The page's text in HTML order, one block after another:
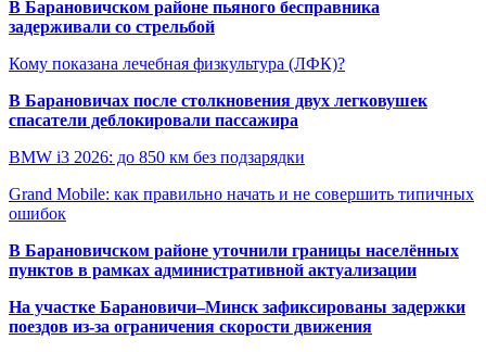
В Барановичском районе пьяного бесправника
задерживали со стрельбой
Кому показана лечебная физкультура (ЛФК)?
В Барановичах после столкновения двух легковушек
спасатели деблокировали пассажира
BMW i3 2026: до 850 км без подзарядки
Grand Mobile: как правильно начать и не совершить типичных
ошибок
В Барановичском районе уточнили границы населённых
пунктов в рамках административной актуализации
На участке Барановичи–Минск зафиксированы задержки
поездов из-за ограничения скорости движения